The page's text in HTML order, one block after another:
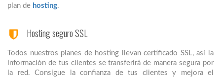
plan de hosting.
Hosting seguro SSL
Todos nuestros planes de hosting llevan certificado SSL, así la
información de tus clientes se transferirá de manera segura por
la red. Consigue la confianza de tus clientes y mejora el